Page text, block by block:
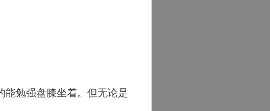
勉强盘膝坐着。但无论是